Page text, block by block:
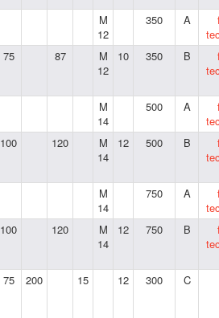
M
12
350 A
75 87
M
12
10 350 B
M
14
500 A
100 120
M
14
12 500 B
M
14
750 A
100 120
M
14
12 750 B
75 200 15 12 300 C